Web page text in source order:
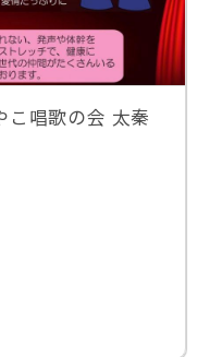
こ唱歌の会 太秦